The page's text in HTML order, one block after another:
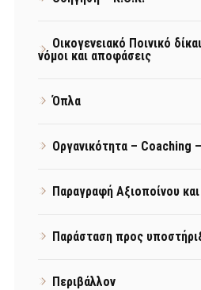
Οικογενειακό Ποινικό
νόμοι και αποφάσεις
Όπλα
Οργανικότητα – Coaching
Παραγραφή Αξιοποίνου
Παράσταση προς
Περιβάλλον